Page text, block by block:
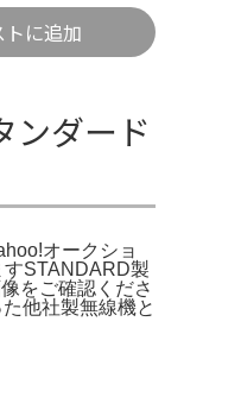
に追加
ンダード
オークショ
STANDARD製
をご確認くださ
他社製無線機と